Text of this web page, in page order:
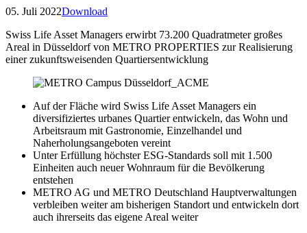
05. Juli 2022Download
Swiss Life Asset Managers erwirbt 73.200 Quadratmeter großes
Areal in Düsseldorf von METRO PROPERTIES zur Realisierung
einer zukunftsweisenden Quartiersentwicklung
Auf der Fläche wird Swiss Life Asset Managers ein
diversifiziertes urbanes Quartier entwickeln, das Wohn und
Arbeitsraum mit Gastronomie, Einzelhandel und
Naherholungsangeboten vereint
Unter Erfüllung höchster ESG-Standards soll mit 1.500
Einheiten auch neuer Wohnraum für die Bevölkerung
entstehen
METRO AG und METRO Deutschland Hauptverwaltungen
verbleiben weiter am bisherigen Standort und entwickeln dort
auch ihrerseits das eigene Areal weiter